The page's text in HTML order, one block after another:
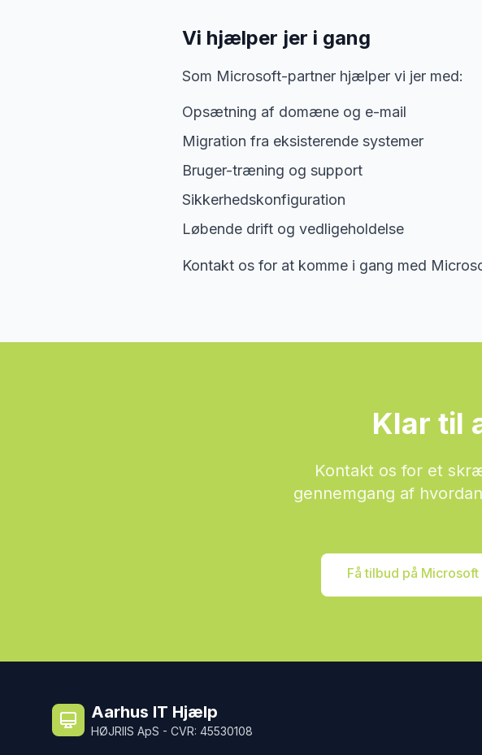
Vi hjælper jer i gang
Som Microsoft-partner hjælper vi jer med:
Opsætning af domæne og e-mail
Migration fra eksisterende systemer
Bruger-træning og support
Sikkerhedskonfiguration
Løbende drift og vedligeholdelse
Kontakt os for at komme i gang med
Klar til
Kontakt os for et
gennemgang af
Få tilbud på
Aarhus IT Hjælp
HØJRIIS ApS - CVR: 45530108